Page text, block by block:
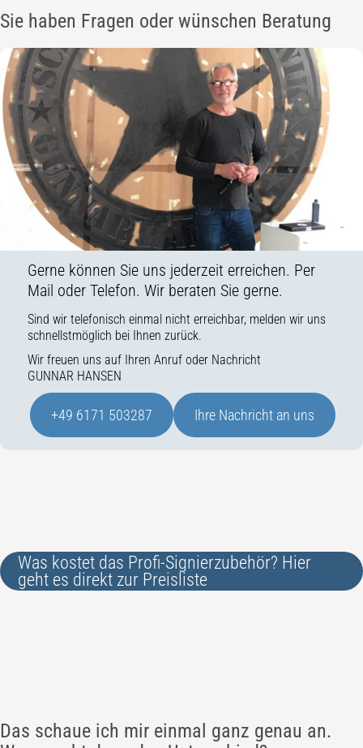
Sie haben Fragen oder wünschen Beratung
Gerne können Sie uns jederzeit erreichen. Per
Mail oder Telefon. Wir beraten Sie gerne.
Sind wir telefonisch einmal nicht erreichbar, melden wir uns
schnellstmöglich bei Ihnen zurück.
Wir freuen uns auf Ihren Anruf oder Nachricht
GUNNAR HANSEN
+49 6171 503287 Ihre Nachricht an uns
Was kostet das Profi-Signierzubehör? Hier
geht es direkt zur Preisliste
Das schaue ich mir einmal ganz genau an.